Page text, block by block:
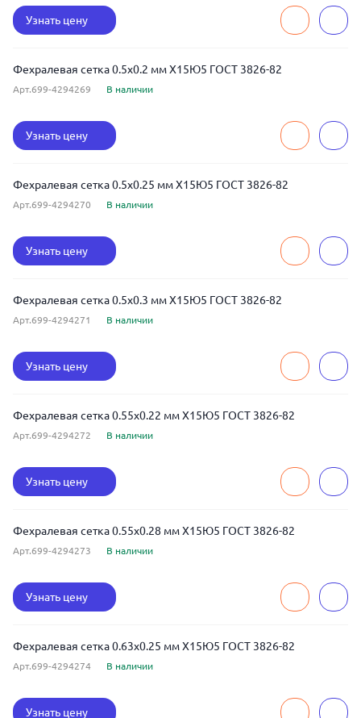
Узнать цену
Фехралевая сетка 0.5x0.2 мм Х15Ю5 ГОСТ 3826-82
Арт.699-4294269 В наличии
Узнать цену
Фехралевая сетка 0.5x0.25 мм Х15Ю5 ГОСТ 3826-82
Арт.699-4294270 В наличии
Узнать цену
Фехралевая сетка 0.5x0.3 мм Х15Ю5 ГОСТ 3826-82
Арт.699-4294271 В наличии
Узнать цену
Фехралевая сетка 0.55x0.22 мм Х15Ю5 ГОСТ 3826-82
Арт.699-4294272 В наличии
Узнать цену
Фехралевая сетка 0.55x0.28 мм Х15Ю5 ГОСТ 3826-82
Арт.699-4294273 В наличии
Узнать цену
Фехралевая сетка 0.63x0.25 мм Х15Ю5 ГОСТ 3826-82
Арт.699-4294274 В наличии
Узнать цену